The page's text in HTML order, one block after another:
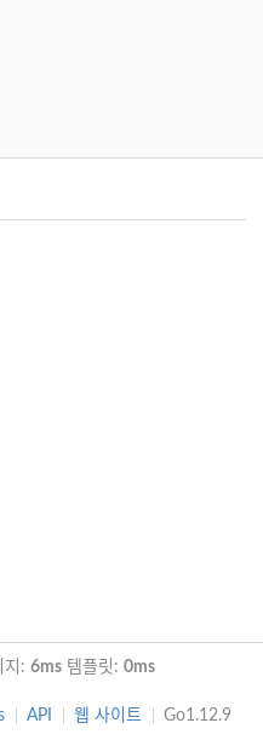
지: 6ms 템플릿: 0ms
API 웹 사이트 Go1.12.9